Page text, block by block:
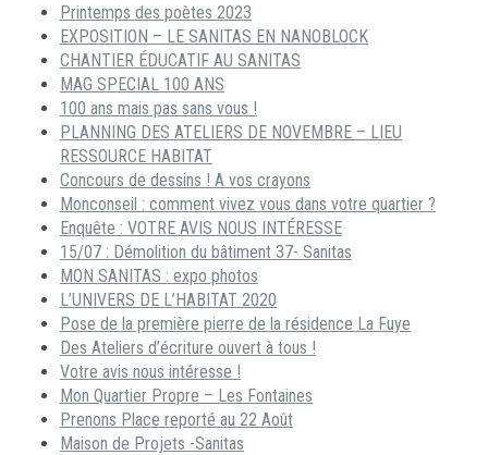
Printemps des poètes 2023
EXPOSITION – LE SANITAS EN NANOBLOCK
CHANTIER ÉDUCATIF AU SANITAS
MAG SPECIAL 100 ANS
100 ans mais pas sans vous !
PLANNING DES ATELIERS DE NOVEMBRE – LIEU
RESSOURCE HABITAT
Concours de dessins ! A vos crayons
Monconseil : comment vivez vous dans votre quartier ?
Enquête : VOTRE AVIS NOUS INTÉRESSE
15/07 : Démolition du bâtiment 37- Sanitas
MON SANITAS : expo photos
L’UNIVERS DE L’HABITAT 2020
Pose de la première pierre de la résidence La Fuye
Des Ateliers d’écriture ouvert à tous !
Votre avis nous intéresse !
Mon Quartier Propre – Les Fontaines
Prenons Place reporté au 22 Août
Maison de Projets -Sanitas